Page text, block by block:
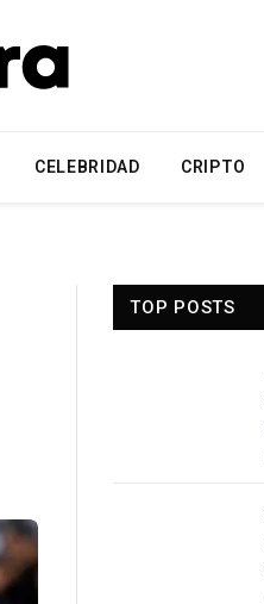
CELEBRIDAD CRIPTO
TOP POSTS